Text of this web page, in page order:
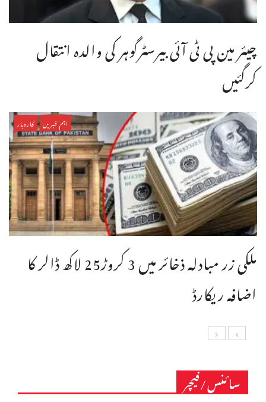
چیئر مین پی ٹی آئی بیرسٹرگوہر کی والدہ انتقال
کرگئیں
اہم خبریں کاروبار
ملکی زر مبادلہ ذخائر میں 3 کروڑ25 لاکھ ڈالر کا
اضافہ ریکارڈ
سائنس/فیچر